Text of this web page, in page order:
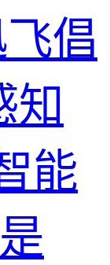
倡
知
能